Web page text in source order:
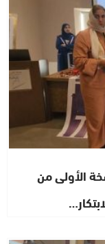
الأولى من